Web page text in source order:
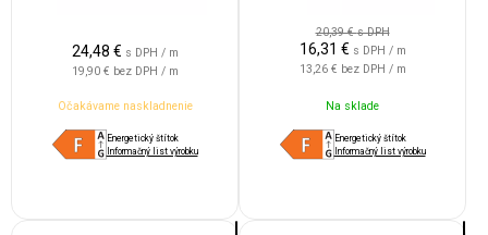
24,48 € s DPH / m
19,90 € bez DPH / m
Očakávame naskladnenie
Energetický štítok
Informačný list výrobku
20,39 €s DPH
16,31 € s DPH / m
13,26 € bez DPH / m
Na sklade
Energetický štítok
Informačný list výrobku